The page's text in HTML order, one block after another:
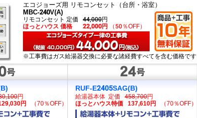
エコジョーズ用 リモコンセット（台所・浴室）
MBC-240V(A)
リモコンセット 定価 44,000円
ほっとハウス 価格
22,000円 （50％OFF）
※工事費はガス給湯器交換に必要な諸経費すべてを含む価格です
円
円
（70％OFF）
RUF-E2405SAG(B)
給湯器本体 定価 458,700円
ほっとハウス特価 137,610円
（70％OFF）